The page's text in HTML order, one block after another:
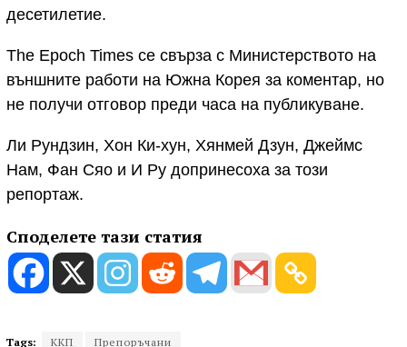
десетилетие.
The Epoch Times се свърза с Министерството на
външните работи на Южна Корея за коментар, но
не получи отговор преди часа на публикуване.
Ли Рундзин, Хон Ки-хун, Хянмей Дзун, Джеймс
Нам, Фан Сяо и И Ру допринесоха за този
репортаж.
Споделете тази статия
Tags: ККП Препоръчани